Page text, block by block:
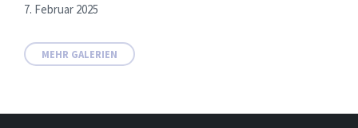
7. Februar 2025
MEHR GALERIEN